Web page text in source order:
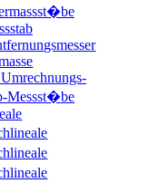
Messst�be